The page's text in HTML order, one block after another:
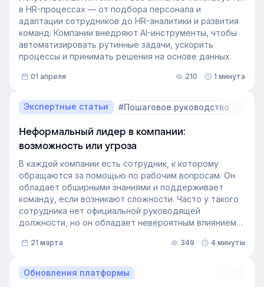
в HR-процессах — от подбора персонала и
адаптации сотрудников до HR-аналитики и развития
команд. Компании внедряют AI-инструменты, чтобы
автоматизировать рутинные задачи, ускорить
процессы и принимать решения на основе данных.
01 апреля 210 1 минута
Экспертные статьи #Пошаговое руководство
Неформальный лидер в компании:
возможность или угроза
В каждой компании есть сотрудник, к которому
обращаются за помощью по рабочим вопросам. Он
обладает обширными знаниями и поддерживает
команду, если возникают сложности. Часто у такого
сотрудника нет официальной руководящей
должности, но он обладает невероятным влиянием
неформальный лидер группы. У него есть авторитет
процессы в компании и умеет выстраивать
искренние отношения с людьми. Выявление
21 марта 349 4 минуты
Обновления платформы